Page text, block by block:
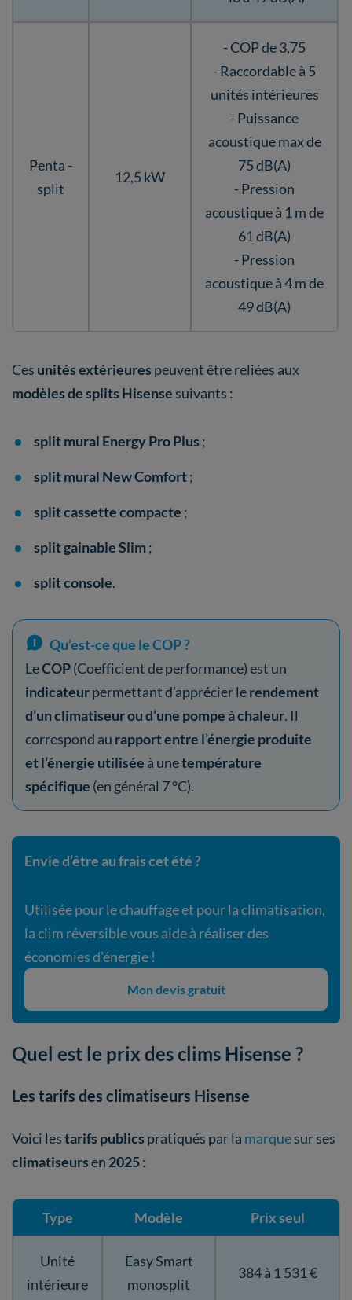
Penta -
split
12,5 kW
- COP de 3,75
- Raccordable à 5
unités intérieures
- Puissance
acoustique max de
75 dB(A)
- Pression
acoustique à 1 m de
61 dB(A)
- Pression
acoustique à 4 m de
49 dB(A)
Ces unités extérieures peuvent être reliées aux
modèles de splits Hisense suivants :
split mural Energy Pro Plus ;
split mural New Comfort;
split cassette compacte ;
split gainable Slim ;
split console.
Qu’est-ce que le COP ?
LeCOP(Coefficient de performance) est un
indicateurpermettant d’apprécier lerendement
d’un climatiseur ou d’une pompe à chaleur. Il
correspond au rapport entre l’énergie produite
et l’énergie utilisée à unetempérature
spécifique (en général 7 °C).
Envie d’être au frais cet été ?
Utilisée pour le chauffage et pour la climatisation,
la clim réversible vous aide à réaliser des
économies d'énergie !
Mon devis gratuit
Quel est le prix des clims Hisense ?
Les tarifs des climatiseurs Hisense
Voici lestarifs publics pratiqués par la marquesur ses
climatiseursen2025:
Type Modèle Prix seul
Unité
intérieure
Easy Smart
monosplit
384 à 1 531 €